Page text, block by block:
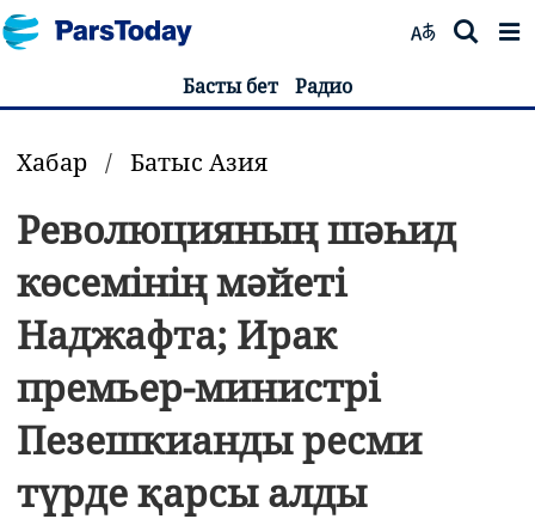
Басты бет Радио
Хабар / Батыс Азия
Революцияның шәһид
көсемінің мәйеті
Наджафта; Ирак
премьер-министрі
Пезешкианды ресми
түрде қарсы алды